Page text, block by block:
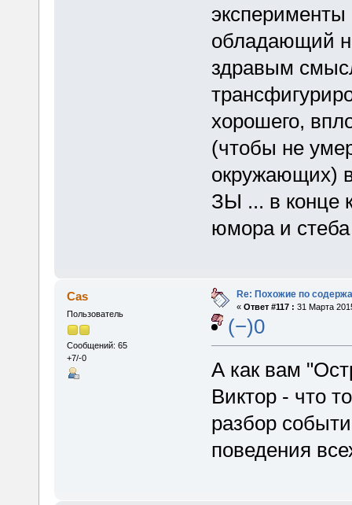
обладающий
здравым
хорошего,
(чтобы не
окружающих)
ЗЫ ... в конце
юмора и
Cas
Пользователь
Сообщений: 65
+7/-0
Re: Похожие по
« Ответ #117 : 31 Марта
(−)0
А как вам
Виктор - что
разбор
поведения